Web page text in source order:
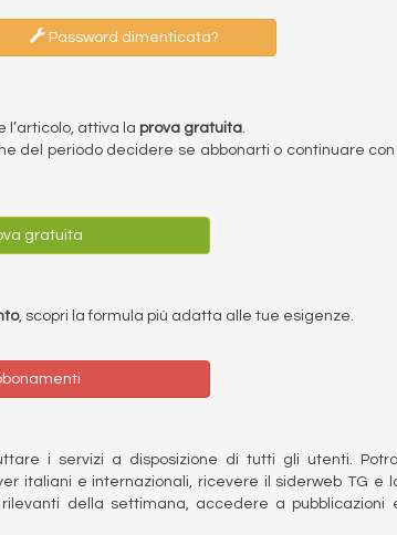
Password dimenticata?
l’articolo, attiva la prova gratuita.
del periodo decidere se abbonarti o continuare con
gratuita
, scopri la formula più adatta alle tue esigenze.
i servizi a disposizione di tutti gli utenti.
italiani e internazionali, ricevere il siderweb TG e
della settimana, accedere a pubblicazioni